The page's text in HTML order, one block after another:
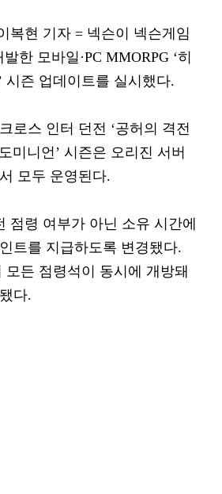
복현 기자 = 넥슨이 넥슨게임
한 모바일·PC MMORPG ‘히
시즌 업데이트를 실시했다.
로스 인터 던전 ‘공허의 격전
미니언’ 시즌은 오리진 서버
모두 운영된다.
점령 여부가 아닌 소유 시간에
트를 지급하도록 변경됐다.
모든 점령석이 동시에 개방돼
다.